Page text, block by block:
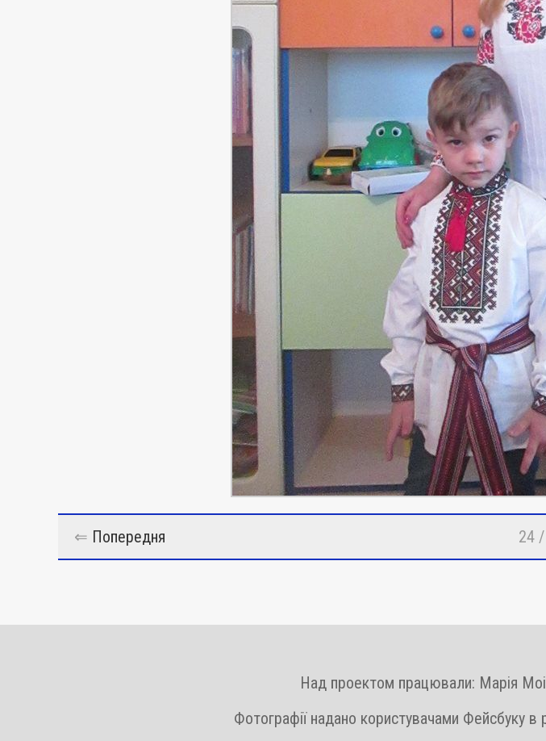
⇐ Попередня 24
Над проектом працювали: Марія
Фотографії надано користувачами Фейсбуку